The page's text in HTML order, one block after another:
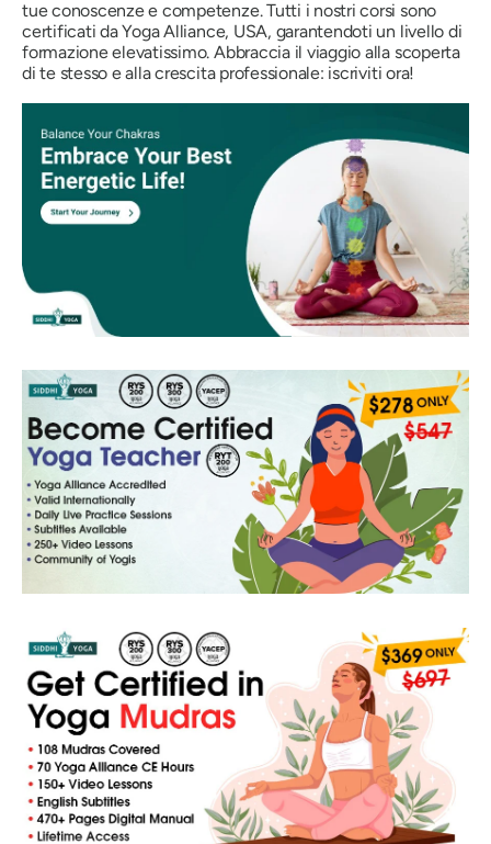
tue conoscenze e competenze. Tutti i nostri corsi sono
certificati da Yoga Alliance, USA, garantendoti un livello di
formazione elevatissimo. Abbraccia il viaggio alla scoperta
di te stesso e alla crescita professionale: iscriviti ora!